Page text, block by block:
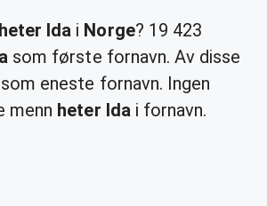
Ida i Norge? 19 423
som første fornavn. Av disse
som eneste fornavn. Ingen
menn heter Idai fornavn.